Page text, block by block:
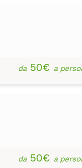
da50€ a
da50€ a